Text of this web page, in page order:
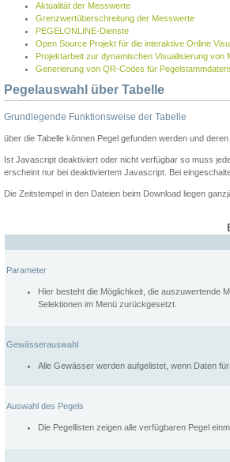
Aktualität der Messwerte
Grenzwertüberschreitung der Messwerte
PEGELONLINE-Dienste
Open Source Projekt für die interaktive Online
Projektarbeit zur dynamischen Visualisierung von
Generierung von QR-Codes für
Pegelauswahl über Tabelle
Grundlegende Funktionsweise der Tabelle
über die Tabelle können Pegel gefunden werden und
Ist Javascript deaktiviert oder nicht verfügbar so muss
erscheint nur bei deaktiviertem Javascript. Bei
Die Zeitstempel in den Dateien beim Download liegen
Parameter
Hier besteht die Möglichkeit, die auszuwertende
Selektionen im Menü zurückgesetzt.
Gewässerauswahl
Alle Gewässer werden aufgelistet, wenn Daten
Auswahl des Pegels
Die Pegellisten zeigen alle verfügbaren Pegel